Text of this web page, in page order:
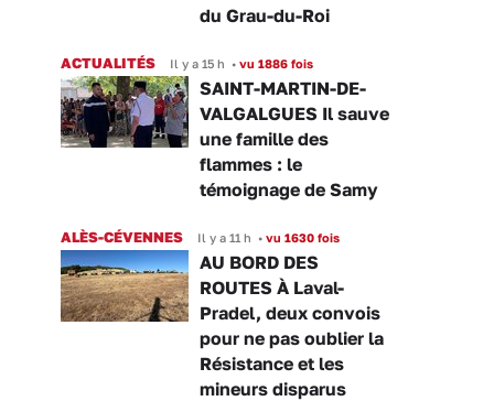
du Grau-du-Roi
ACTUALITÉS Il y a 15 h • vu 1886 fois
SAINT-MARTIN-DE-
VALGALGUES Il sauve
une famille des
flammes : le
témoignage de Samy
ALÈS-CÉVENNES Il y a 11 h • vu 1630 fois
AU BORD DES
ROUTES À Laval-
Pradel, deux convois
pour ne pas oublier la
Résistance et les
mineurs disparus